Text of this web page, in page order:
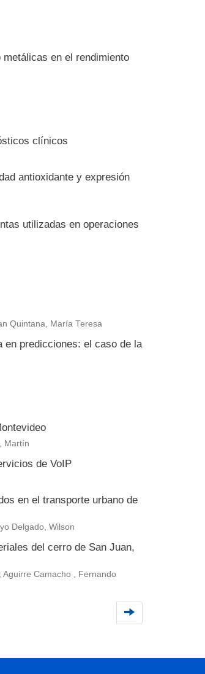
en el rendimiento
clínicos
antioxidante y expresión
utilizadas en operaciones
Quintana, María Teresa
en predicciones: el caso de la
Martín
de VoIP
en el transporte urbano de
Delgado, Wilson
del cerro de San Juan,
Camacho , Fernando